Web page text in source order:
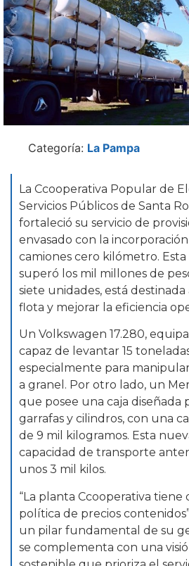
Categoría: La Pampa
La Ccooperativa Popular de
Servicios Públicos de Santa
fortaleció su servicio de
envasado con la
camiones cero kilómetro.
superó los mil millones de
siete unidades, está
flota y mejorar la eficiencia
Un Volkswagen 17.280,
capaz de levantar 15
especialmente para
a granel. Por otro lado, un
que posee una caja diseñada
garrafas y cilindros, con una
de 9 mil kilogramos. Esta
capacidad de transporte
unos 3 mil kilos.
“La planta Ccooperativa tiene
política de precios
un pilar fundamental de su
se complementa con una